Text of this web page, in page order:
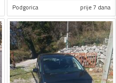
Podgorica prije 7 dana